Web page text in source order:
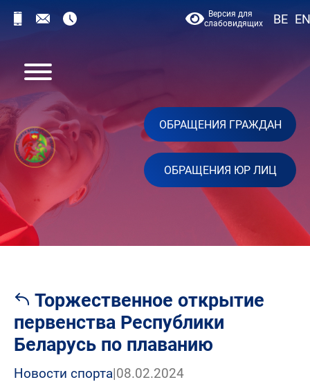
Версия для
слабовидящих
BE EN
ОБРАЩЕНИЯ ГРАЖДАН
ОБРАЩЕНИЯ ЮР ЛИЦ
Торжественное открытие
первенства Республики
Беларусь по плаванию
Новости спорта|08.02.2024